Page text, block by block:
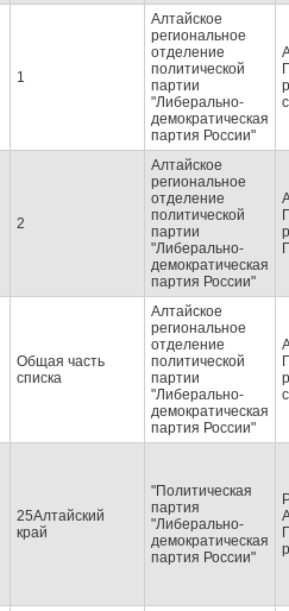
1
Алтайское
региональное
отделение
политической
партии
"Либерально-
демократическая
партия России"
2
Алтайское
региональное
отделение
политической
партии
"Либерально-
демократическая
партия России"
Общая часть
списка
Алтайское
региональное
отделение
политической
партии
"Либерально-
демократическая
партия России"
25Алтайский
край
"Политическая
партия
"Либерально-
демократическая
партия России"